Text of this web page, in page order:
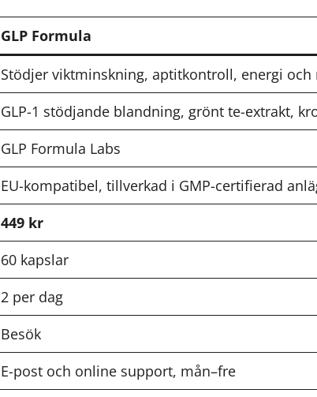
GLP Formula
Stödjer viktminskning, aptitkontroll, energi och
GLP-1 stödjande blandning, grönt te-extrakt,
GLP Formula Labs
EU-kompatibel, tillverkad i GMP-certifierad
449 kr
60 kapslar
2 per dag
Besök
E-post och online support, mån–fre